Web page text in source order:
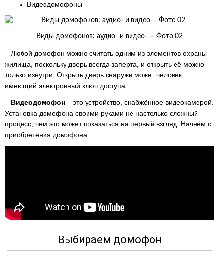
Видеодомофоны
Виды домофонов: аудио- и видео- — Фото 02
Любой домофон можно считать одним из элементов охраны
жилища, поскольку дверь всегда заперта, и открыть её можно
только изнутри. Открыть дверь снаружи может человек,
имеющий электронный ключ доступа.
Видеодомофон – это устройство, снабжённое видеокамерой.
Установка домофона своими руками не настолько сложный
процесс, чем это может показаться на первый взгляд. Начнём с
приобретения домофона.
Выбираем домофон